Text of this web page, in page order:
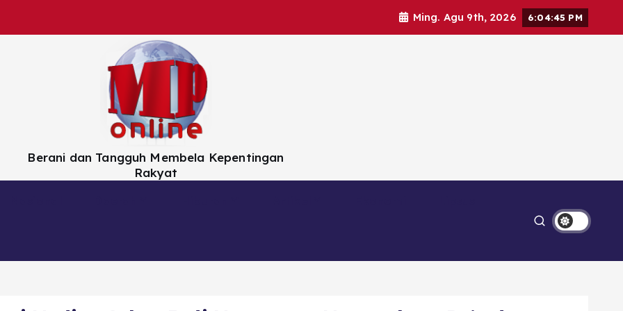
Ming. Agu 9th, 2026 6:04:47 PM
Berani dan Tangguh Membela Kepentingan
Rakyat